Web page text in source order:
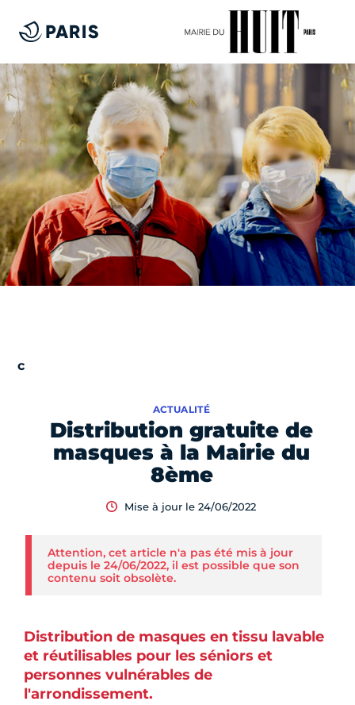
Distribution gratuite de
masques à la Mairie du
8ème
ACTUALITÉ
Mise à jour le 24/06/2022
Attention, cet article n'a pas été mis à jour
depuis le 24/06/2022, il est possible que son
contenu soit obsolète.
Distribution de masques en tissu lavable
et réutilisables pour les séniors et
personnes vulnérables de
l'arrondissement.